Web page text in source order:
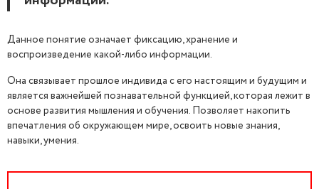
Данное понятие означает фиксацию, хранение и
воспроизведение какой-либо информации.
Она связывает прошлое индивида с его настоящим и будущим и
является важнейшей познавательной функцией, которая лежит в
основе развития мышления и обучения. Позволяет накопить
впечатления об окружающем мире, освоить новые знания,
навыки, умения.